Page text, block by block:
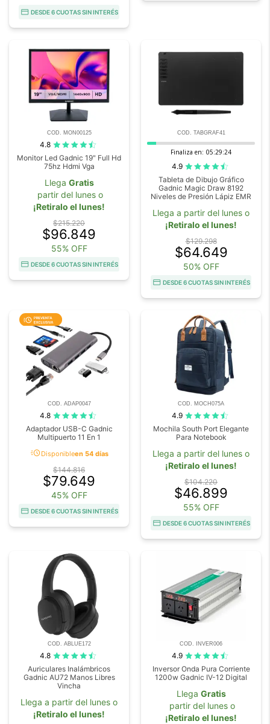
DESDE 6 CUOTAS SIN INTERÉS
COD. MON00125
4.8
Monitor Led Gadnic 19" Full Hd
75hz Hdmi Vga
Llega Gratis
partir del lunes o
¡Retiralo el lunes!
$215.220
$96.849
55% OFF
DESDE 6 CUOTAS SIN INTERÉS
COD. TABGRAF41
Finaliza en: 05:29:22
4.9
Tableta de Dibujo Gráfico
Gadnic Magic Draw 8192
Niveles de Presión Lápiz EMR
Llega a partir del lunes o
¡Retiralo el lunes!
$129.298
$64.649
50% OFF
DESDE 6 CUOTAS SIN INTERÉS
COD. ADAP0047
4.8
Adaptador USB-C Gadnic
Multipuerto 11 En 1
acuteDisponibleen 54 días
$144.816
$79.649
45% OFF
DESDE 6 CUOTAS SIN INTERÉS
COD. MOCH075A
4.9
Mochila South Port Elegante
Para Notebook
Llega a partir del lunes o
¡Retiralo el lunes!
$104.220
$46.899
55% OFF
DESDE 6 CUOTAS SIN INTERÉS
COD. ABLUE172
4.8
Auriculares Inalámbricos
Gadnic AU72 Manos Libres
Vincha
Llega a partir del lunes o
¡Retiralo el lunes!
COD. INVER006
4.9
Inversor Onda Pura Corriente
1200w Gadnic IV-12 Digital
Llega Gratis
partir del lunes o
¡Retiralo el lunes!